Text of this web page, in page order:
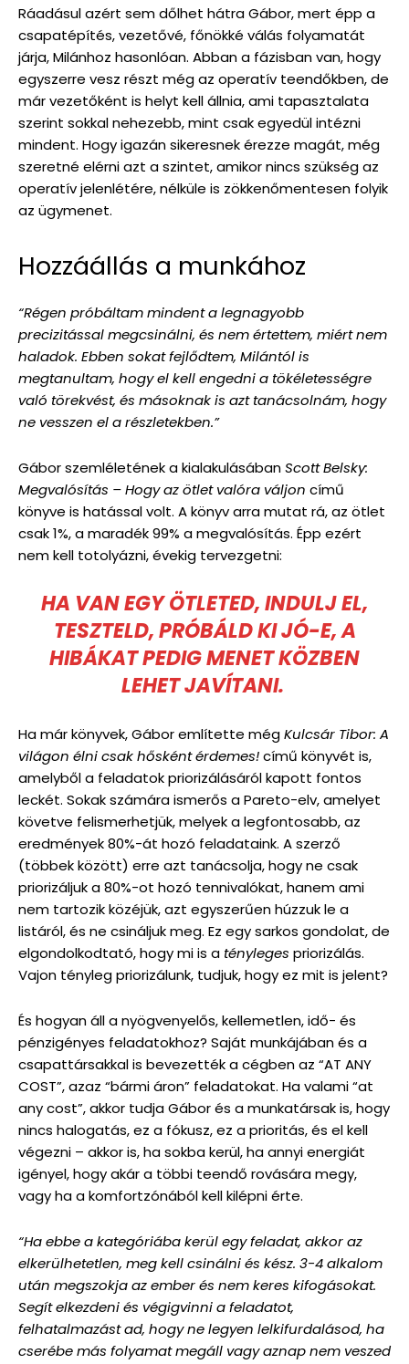
Ráadásul azért sem dőlhet hátra Gábor, mert épp a
csapatépítés, vezetővé, főnökké válás folyamatát
járja, Milánhoz hasonlóan. Abban a fázisban van, hogy
egyszerre vesz részt még az operatív teendőkben, de
már vezetőként is helyt kell állnia, ami tapasztalata
szerint sokkal nehezebb, mint csak egyedül intézni
mindent. Hogy igazán sikeresnek érezze magát, még
szeretné elérni azt a szintet, amikor nincs szükség az
operatív jelenlétére, nélküle is zökkenőmentesen folyik
az ügymenet.
Hozzáállás a munkához
“Régen próbáltam mindent a legnagyobb
precizitással megcsinálni, és nem értettem, miért nem
haladok. Ebben sokat fejlődtem, Milántól is
megtanultam, hogy el kell engedni a tökéletességre
való törekvést, és másoknak is azt tanácsolnám, hogy
ne vesszen el a részletekben.”
Gábor szemléletének a kialakulásábanScott Belsky:
Megvalósítás – Hogy az ötlet valóra váljon című
könyve is hatással volt. A könyv arra mutat rá, az ötlet
csak 1%, a maradék 99% a megvalósítás. Épp ezért
nem kell totolyázni, évekig tervezgetni:
HA VAN EGY ÖTLETED, INDULJ EL,
TESZTELD, PRÓBÁLD KI JÓ-E, A
HIBÁKAT PEDIG MENET KÖZBEN
LEHET JAVÍTANI.
Ha már könyvek, Gábor említette mégKulcsár Tibor: A
világon élni csak hősként érdemes!című könyvét is,
amelyből a feladatok priorizálásáról kapott fontos
leckét. Sokak számára ismerős a Pareto-elv, amelyet
követve felismerhetjük, melyek a legfontosabb, az
eredmények 80%-át hozó feladataink. A szerző
(többek között) erre azt tanácsolja, hogy ne csak
priorizáljuk a 80%-ot hozó tennivalókat, hanem ami
nem tartozik közéjük, azt egyszerűen húzzuk le a
listáról, és ne csináljuk meg. Ez egy sarkos gondolat, de
elgondolkodtató, hogy mi is a tényleges priorizálás.
Vajon tényleg priorizálunk, tudjuk, hogy ez mit is jelent?
És hogyan áll a nyögvenyelős, kellemetlen, idő- és
pénzigényes feladatokhoz? Saját munkájában és a
csapattársakkal is bevezették a cégben az “AT ANY
COST”, azaz “bármi áron” feladatokat. Ha valami “at
any cost”, akkor tudja Gábor és a munkatársak is, hogy
nincs halogatás, ez a fókusz, ez a prioritás, és el kell
végezni – akkor is, ha sokba kerül, ha annyi energiát
igényel, hogy akár a többi teendő rovására megy,
vagy ha a komfortzónából kell kilépni érte.
“Ha ebbe a kategóriába kerül egy feladat, akkor az
elkerülhetetlen, meg kell csinálni és kész. 3-4 alkalom
után megszokja az ember és nem keres kifogásokat.
Segít elkezdeni és végigvinni a feladatot,
felhatalmazást ad, hogy ne legyen lelkifurdalásod, ha
cserébe más folyamat megáll vagy aznap nem veszed